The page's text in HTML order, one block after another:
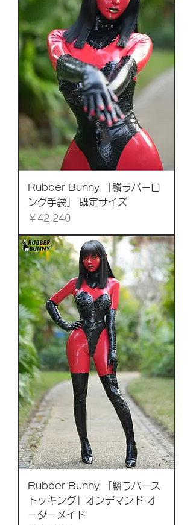
Rubber Bunny 「鱗ラバーロ
ング手袋」 既定サイズ
価格
￥42,240
Rubber Bunny 「鱗ラバース
トッキング」オンデマンド オ
ーダーメイド